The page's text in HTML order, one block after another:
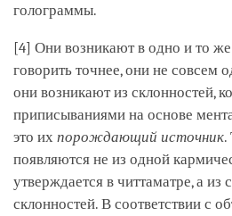
голограммы.
[4] Они возникают в одно и то же
говорить точнее, они не совсем
они возникают из склонностей,
приписываниями на основе
это их порождающий источник.
появляются не из одной
утверждается в читтаматре, а из
склонностей. В соответствии с